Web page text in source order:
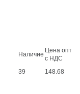
Наличие
Цена опт
с НДС
39 148.68